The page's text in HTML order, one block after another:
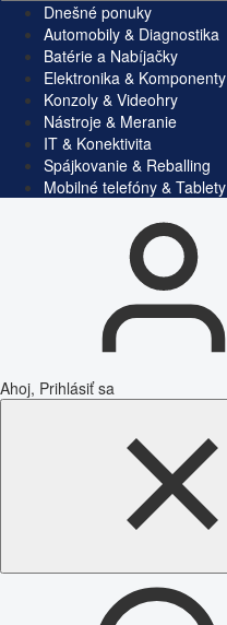
Dnešné ponuky
Automobily & Diagnostika
Batérie a Nabíjačky
Elektronika & Komponenty
Konzoly & Videohry
Nástroje & Meranie
IT & Konektivita
Spájkovanie & Reballing
Mobilné telefóny & Tablety
Ahoj, Prihlásiť sa